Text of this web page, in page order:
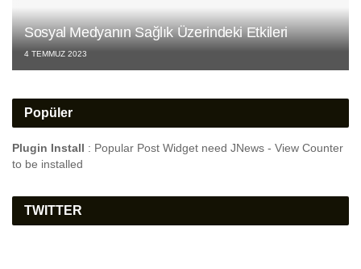
Sosyal Medyanın Sağlık Üzerindeki Etkileri
4 TEMMUZ 2023
Popüler
Plugin Install : Popular Post Widget need JNews - View Counter
to be installed
TWITTER